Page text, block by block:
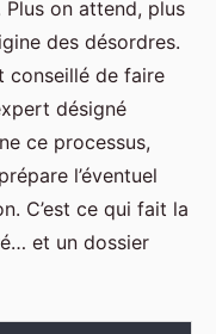
on attend, plus
des désordres.
conseillé de faire
désigné
ce processus,
l’éventuel
C’est ce qui fait la
et un dossier